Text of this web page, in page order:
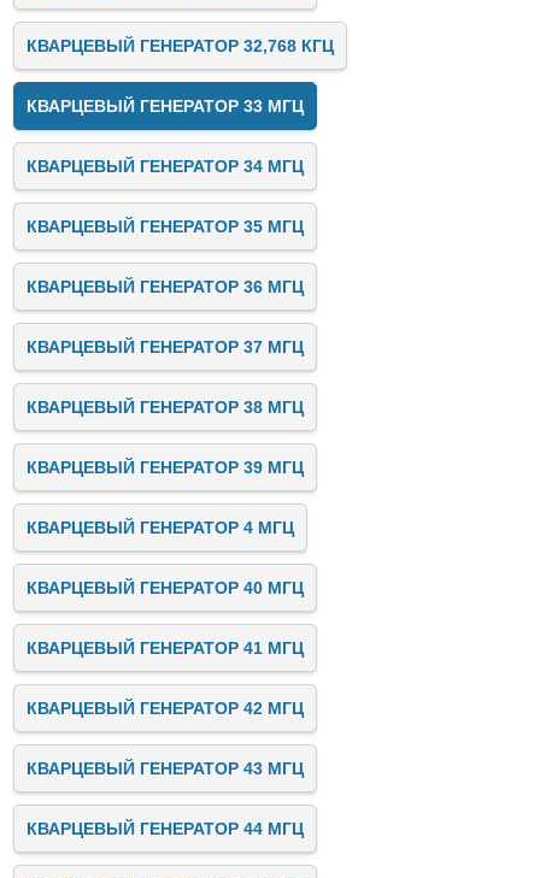
КВАРЦЕВЫЙ ГЕНЕРАТОР 32,768 КГЦ
КВАРЦЕВЫЙ ГЕНЕРАТОР 33 МГЦ
КВАРЦЕВЫЙ ГЕНЕРАТОР 34 МГЦ
КВАРЦЕВЫЙ ГЕНЕРАТОР 35 МГЦ
КВАРЦЕВЫЙ ГЕНЕРАТОР 36 МГЦ
КВАРЦЕВЫЙ ГЕНЕРАТОР 37 МГЦ
КВАРЦЕВЫЙ ГЕНЕРАТОР 38 МГЦ
КВАРЦЕВЫЙ ГЕНЕРАТОР 39 МГЦ
КВАРЦЕВЫЙ ГЕНЕРАТОР 4 МГЦ
КВАРЦЕВЫЙ ГЕНЕРАТОР 40 МГЦ
КВАРЦЕВЫЙ ГЕНЕРАТОР 41 МГЦ
КВАРЦЕВЫЙ ГЕНЕРАТОР 42 МГЦ
КВАРЦЕВЫЙ ГЕНЕРАТОР 43 МГЦ
КВАРЦЕВЫЙ ГЕНЕРАТОР 44 МГЦ